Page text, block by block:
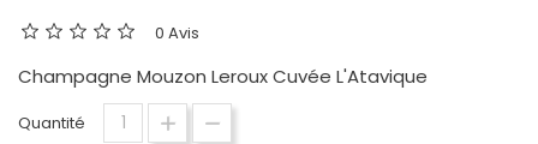
0 Avis
Champagne Mouzon Leroux Cuvée L'Atavique
Quantité